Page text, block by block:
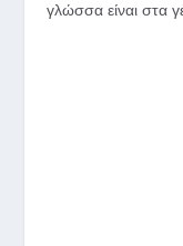
γλώσσα είναι στα